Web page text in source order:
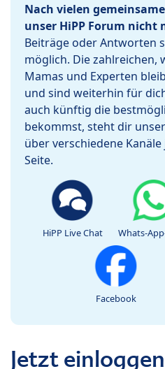
Nach vielen
unser HiPP Forum nicht
Beiträge oder Antworten
möglich. Die zahlreichen,
Mamas und Experten
und sind weiterhin für
auch künftig die
bekommst, steht dir unser
über verschiedene
Seite.
HiPP Live Chat Whats-
Facebook
Jetzt